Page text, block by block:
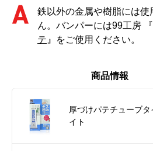
鉄以外の金属や樹脂には使
ん。バンパーには99工房 『
テ 』をご使用ください。
商品情報
厚づけパテチューブタ
イト